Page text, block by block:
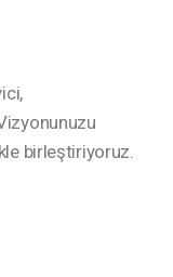
birleştiriyoruz.